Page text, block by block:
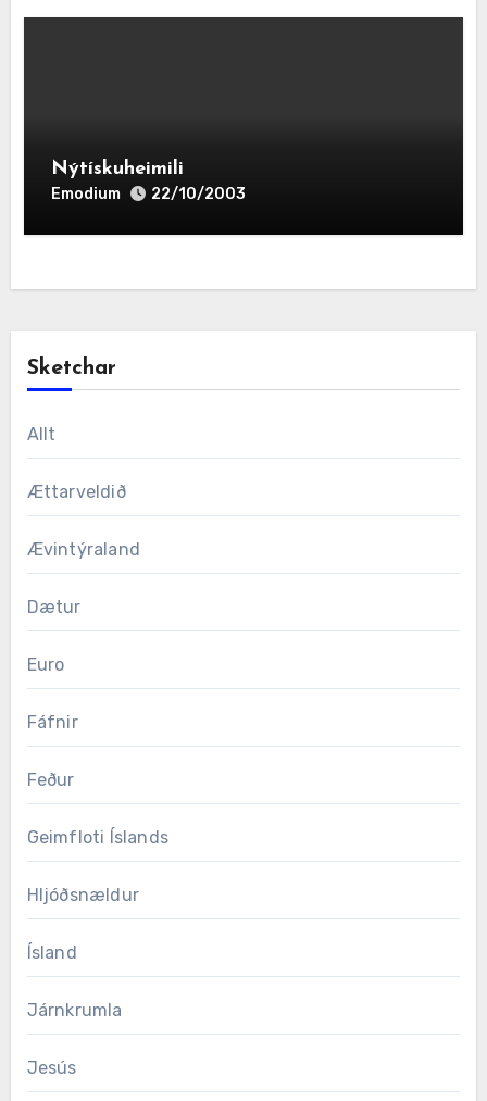
Nýtískuheimili
Emodium 22/10/2003
Sketchar
Allt
Ættarveldið
Ævintýraland
Dætur
Euro
Fáfnir
Feður
Geimfloti Íslands
Hljóðsnældur
Ísland
Járnkrumla
Jesús